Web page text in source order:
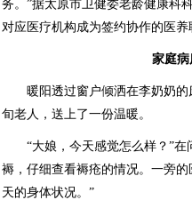
务。”据太原市卫健委老龄健康科
对应医疗机构成为签约协作的医养
家庭
暖阳透过窗户倾洒在李奶奶的
旬老人，送上了一份温暖。
“大娘，今天感觉怎么样？”在
褥，仔细查看褥疮的情况。一旁
天的身体状况。”